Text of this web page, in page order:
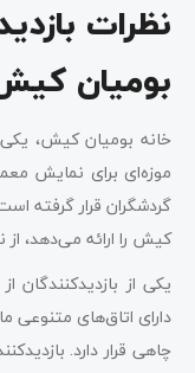
نظرات
بومیان
خانه بومیان کیش،
موزه‌ای برای نمایش
گردشگران قرار گرفته
کیش را ارائه می‌دهد،
یکی از
دارای اتاق‌های
چاهی قرار دارد.